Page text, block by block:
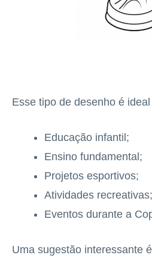
Esse tipo de desenho é
Educação infantil;
Ensino fundamental;
Projetos esportivos;
Atividades recreativas;
Eventos durante a
Uma sugestão interessante